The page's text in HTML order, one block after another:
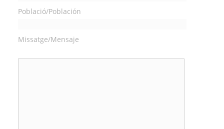
Població/Población
Missatge/Mensaje